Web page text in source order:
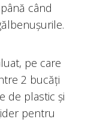
când
pe care
2 bucăți
de plastic și
pentru